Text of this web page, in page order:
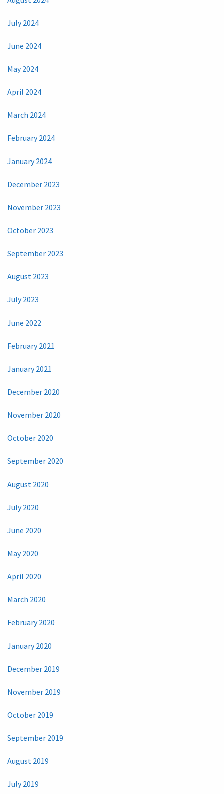
July 2024
June 2024
May 2024
April 2024
March 2024
February 2024
January 2024
December 2023
November 2023
October 2023
September 2023
August 2023
July 2023
June 2022
February 2021
January 2021
December 2020
November 2020
October 2020
September 2020
August 2020
July 2020
June 2020
May 2020
April 2020
March 2020
February 2020
January 2020
December 2019
November 2019
October 2019
September 2019
August 2019
July 2019